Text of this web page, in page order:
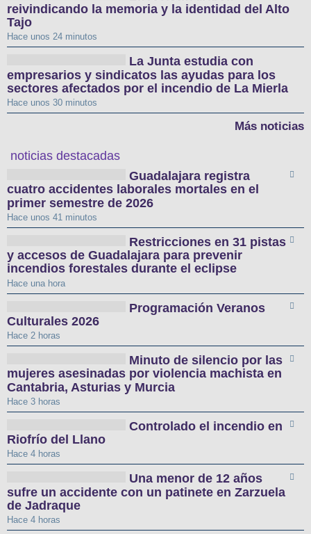
reivindicando la memoria y la identidad del Alto
Tajo
Hace unos 24 minutos
La Junta estudia con
empresarios y sindicatos las ayudas para los
sectores afectados por el incendio de La Mierla
Hace unos 30 minutos
Más noticias
noticias destacadas
Guadalajara registra
cuatro accidentes laborales mortales en el
primer semestre de 2026
Hace unos 41 minutos
Restricciones en 31 pistas
y accesos de Guadalajara para prevenir
incendios forestales durante el eclipse
Hace una hora
Programación Veranos
Culturales 2026
Hace 2 horas
Minuto de silencio por las
mujeres asesinadas por violencia machista en
Cantabria, Asturias y Murcia
Hace 3 horas
Controlado el incendio en
Riofrío del Llano
Hace 4 horas
Una menor de 12 años
sufre un accidente con un patinete en Zarzuela
de Jadraque
Hace 4 horas